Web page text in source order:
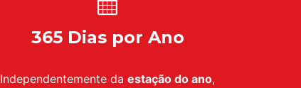
365 Dias por Ano
Independentemente da estação do ano,